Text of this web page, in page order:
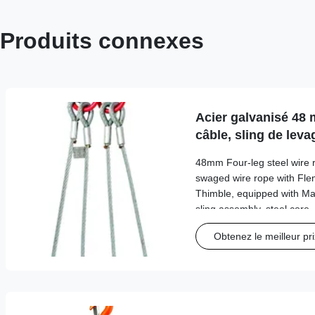
Produits connexes
Acier galvanisé 48
câble, sling de
48mm Four-leg steel wire
swaged wire rope with
Thimble, equipped with
sling assembly, steel
Product Description A
Assembly contains four
Obtenez le meilleur